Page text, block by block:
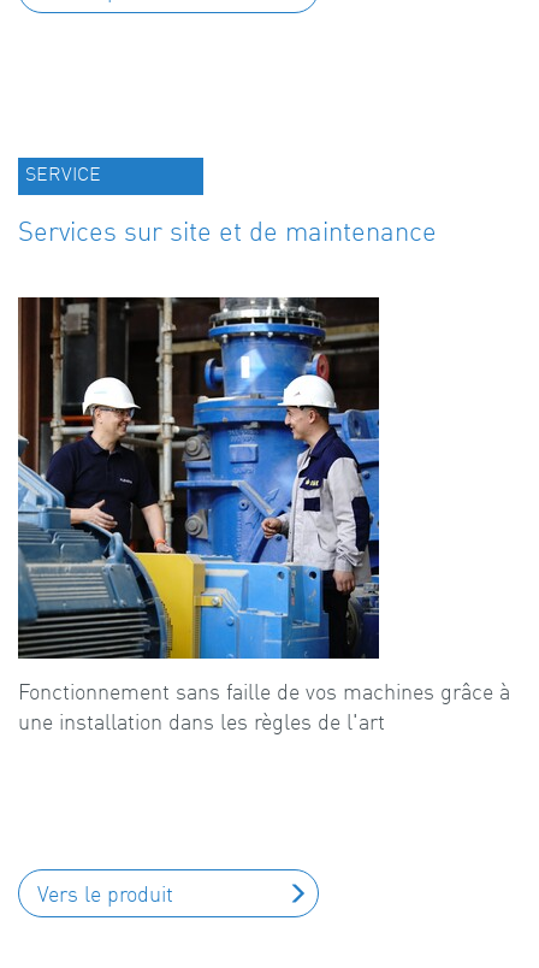
SERVICE
Services sur site et de maintenance
Fonctionnement sans faille de vos machines grâce à
une installation dans les règles de l'art
Vers le produit